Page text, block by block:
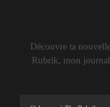
Découvre ta
Rubrik, mon